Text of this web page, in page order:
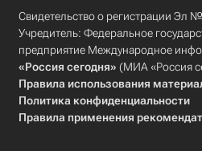
Свидетельство о регистрации Эл
Учредитель: Федеральное
предприятие Международное
«Россия сегодня» (МИА «Россия
Правила использования
Политика конфиденциальности
Правила применения